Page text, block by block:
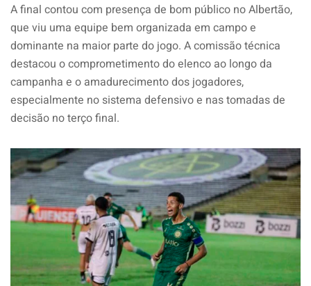
A final contou com presença de bom público no Albertão,
que viu uma equipe bem organizada em campo e
dominante na maior parte do jogo. A comissão técnica
destacou o comprometimento do elenco ao longo da
campanha e o amadurecimento dos jogadores,
especialmente no sistema defensivo e nas tomadas de
decisão no terço final.